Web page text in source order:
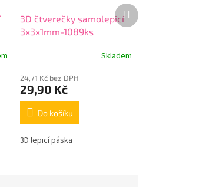
3D čtverečky samolepicí
3x3x1mm-1089ks
Skladem
24,71 Kč bez DPH
29,90 Kč
Do košíku
3D lepicí páska
Další
produkt